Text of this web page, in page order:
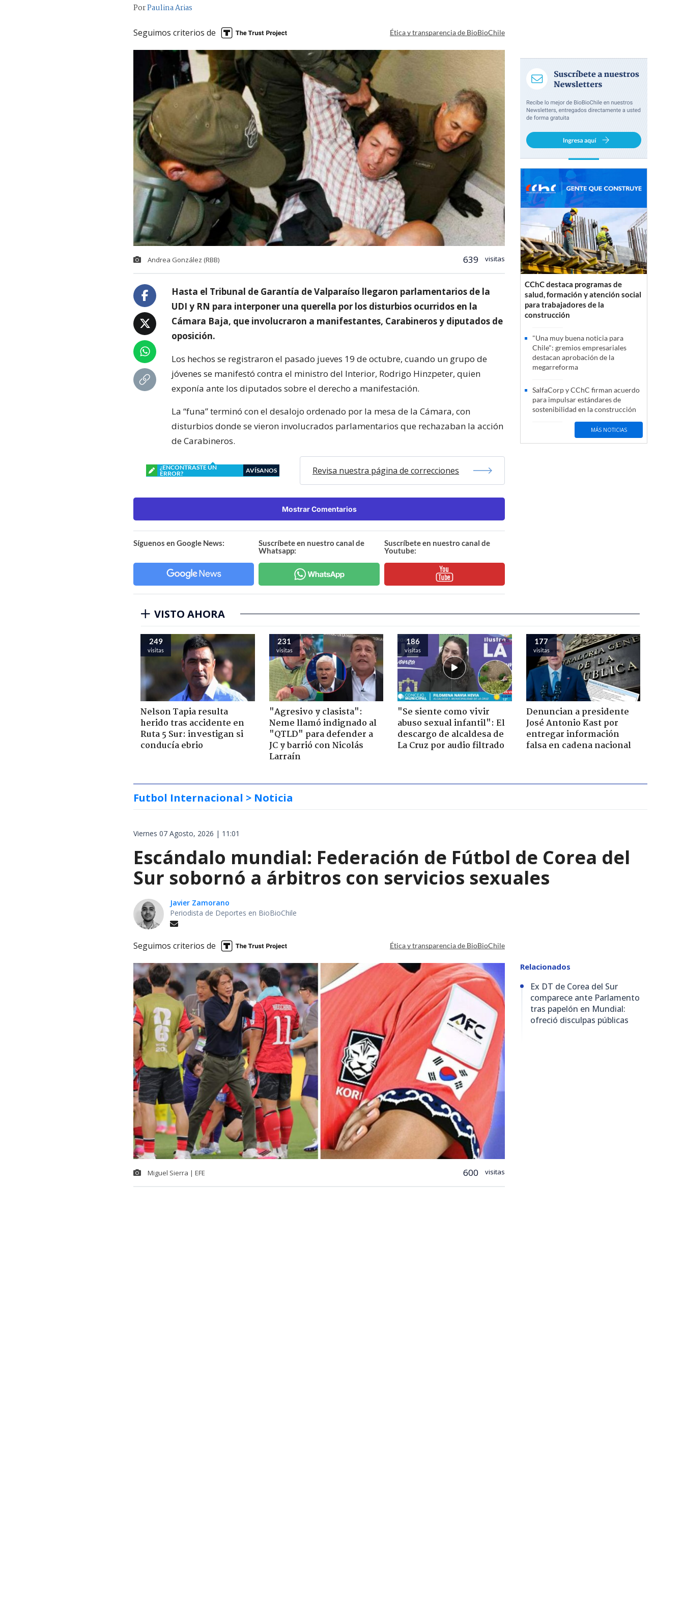
PorPaulina Arias
Seguimos criterios de Ética y transparencia de BioBioChile
Andrea González (RBB) 639 visitas
Hasta el Tribunal de Garantía de Valparaíso llegaron parlamentarios de la
UDI y RN para interponer una querella por los disturbios ocurridos en la
Cámara Baja, que involucraron a manifestantes, Carabineros y diputados de
oposición.
Los hechos se registraron el pasado jueves 19 de octubre, cuando un grupo de
jóvenes se manifestó contra el ministro del Interior, Rodrigo Hinzpeter, quien
exponía ante los diputados sobre el derecho a manifestación.
La “funa” terminó con el desalojo ordenado por la mesa de la Cámara, con
disturbios donde se vieron involucrados parlamentarios que rechazaban la acción
de Carabineros.
¿ENCONTRASTE UN
ERROR?
AVÍSANOS Revisa nuestra página de correcciones
Mostrar Comentarios
Síguenos en Google News:
Suscríbete en nuestro canal de
Whatsapp:
Suscríbete en nuestro canal de
Youtube:
CChC destaca programas de
salud, formación y atención social
para trabajadores de la
construcción
"Una muy buena noticia para
Chile": gremios empresariales
destacan aprobación de la
megarreforma
SalfaCorp y CChC firman acuerdo
para impulsar estándares de
sostenibilidad en la construcción
MÁS NOTICIAS
VISTO AHORA
249
visitas
Nelson Tapia resulta
herido tras accidente en
Ruta 5 Sur: investigan si
conducía ebrio
231
visitas
"Agresivo y clasista":
Neme llamó indignado al
"QTLD" para defender a
JC y barrió con Nicolás
Larraín
186
visitas
"Se siente como vivir
abuso sexual infantil": El
descargo de alcaldesa de
La Cruz por audio filtrado
177
visitas
Denuncian a presidente
José Antonio Kast por
entregar información
falsa en cadena nacional
Futbol Internacional > Noticia
Viernes 07 Agosto, 2026 | 11:01
Escándalo mundial: Federación de Fútbol de Corea del
Sur sobornó a árbitros con servicios sexuales
Javier Zamorano
Periodista de Deportes en BioBioChile
Seguimos criterios de Ética y transparencia de BioBioChile
Miguel Sierra | EFE 600 visitas
Relacionados
Ex DT de Corea del Sur
comparece ante Parlamento
tras papelón en Mundial:
ofreció disculpas públicas